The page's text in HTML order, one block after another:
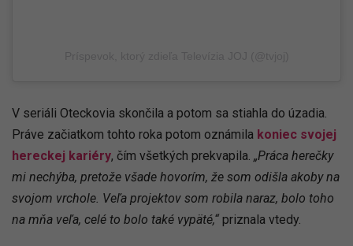
V seriáli Oteckovia skončila a potom sa stiahla do úzadia.
Práve začiatkom tohto roka potom oznámila koniec svojej
hereckej kariéry, čím všetkých prekvapila. „Práca herečky
mi nechýba, pretože všade hovorím, že som odišla akoby na
svojom vrchole. Veľa projektov som robila naraz, bolo toho
na mňa veľa, celé to bolo také vypäté,“ priznala vtedy.